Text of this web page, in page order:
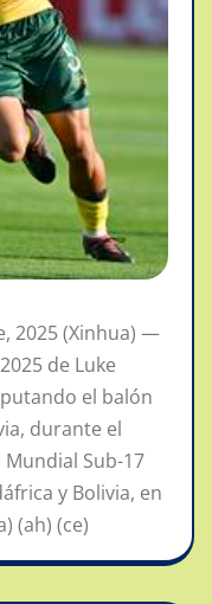
2025 (Xinhua) —
de Luke
el balón
durante el
Sub-17
y Bolivia, en
(ah) (ce)